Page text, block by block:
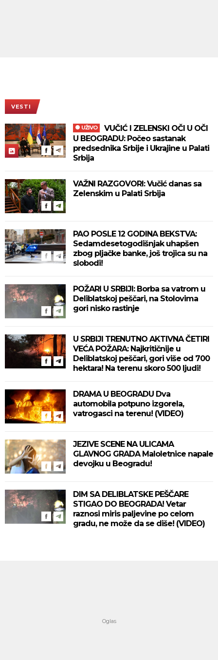
VESTI
UŽIVO
U BEOGRADU: Počeo sastanak
predsednika Srbije i Ukrajine u Palati
Srbija
VAŽNI RAZGOVORI: Vučić danas sa
Zelenskim u Palati Srbija
PAO POSLE 12 GODINA BEKSTVA:
Sedamdesetogodišnjak uhapšen
zbog pljačke banke, još trojica su na
slobodi!
POŽARI U SRBIJI: Borba sa vatrom u
Deliblatskoj peščari, na Stolovima
gori nisko rastinje
U SRBIJI TRENUTNO AKTIVNA ČETIRI
VEĆA POŽARA: Najkritičnije u
Deliblatskoj peščari, gori više od 700
hektara! Na terenu skoro 500 ljudi!
DRAMA U BEOGRADU Dva
automobila potpuno izgorela,
vatrogasci na terenu! (VIDEO)
JEZIVE SCENE NA ULICAMA
GLAVNOG GRADA Maloletnice napale
devojku u Beogradu!
DIM SA DELIBLATSKE PEŠČARE
STIGAO DO BEOGRADA! Vetar
raznosi miris paljevine po celom
gradu, ne može da se diše! (VIDEO)